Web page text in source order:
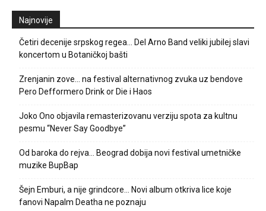
Najnovije
Četiri decenije srpskog regea… Del Arno Band veliki jubilej slavi
koncertom u Botaničkoj bašti
Zrenjanin zove… na festival alternativnog zvuka uz bendove
Pero Defformero Drink or Die i Haos
Joko Ono objavila remasterizovanu verziju spota za kultnu
pesmu “Never Say Goodbye”
Od baroka do rejva… Beograd dobija novi festival umetničke
muzike BupBap
Šejn Emburi, a nije grindcore… Novi album otkriva lice koje
fanovi Napalm Deatha ne poznaju